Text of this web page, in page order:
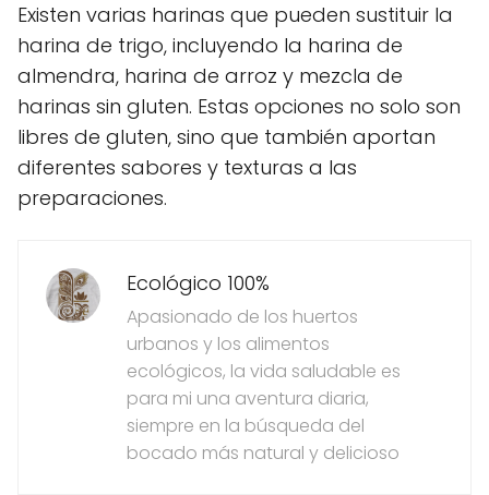
Existen varias harinas que pueden sustituir la
harina de trigo, incluyendo la harina de
almendra, harina de arroz y mezcla de
harinas sin gluten. Estas opciones no solo son
libres de gluten, sino que también aportan
diferentes sabores y texturas a las
preparaciones.
Ecológico 100%
Apasionado de los huertos
urbanos y los alimentos
ecológicos, la vida saludable es
para mi una aventura diaria,
siempre en la búsqueda del
bocado más natural y delicioso